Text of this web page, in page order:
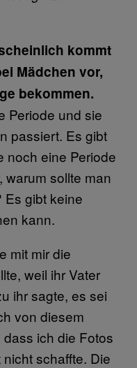
kommt
Mädchen vor,
bekommen.
Periode und sie
passiert. Es gibt
noch eine Periode
sollte man
Es gibt keine
kann.
mit mir die
weil ihr Vater
ihr sagte, es sei
von diesem
ich die Fotos
schaffte. Die